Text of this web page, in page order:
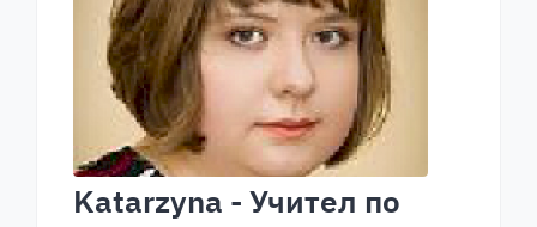
Katarzyna - Учител по